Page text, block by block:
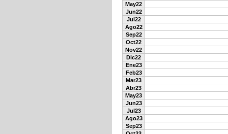
May22
Jun22
Jul22
Ago22
Sep22
Oct22
Nov22
Dic22
Ene23
Feb23
Mar23
Abr23
May23
Jun23
Jul23
Ago23
Sep23